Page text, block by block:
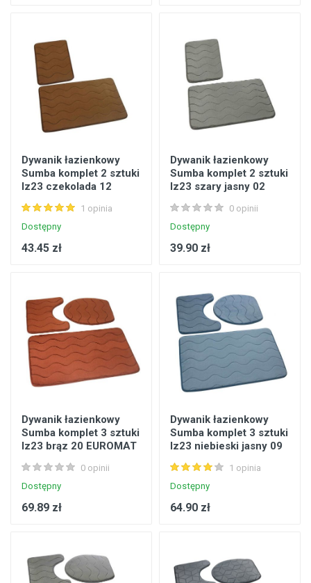
Dywanik łazienkowy
Sumba komplet 2 sztuki
lz23 czekolada 12
1 opinia
Dostępny
43.45 zł
Dywanik łazienkowy
Sumba komplet 2 sztuki
lz23 szary jasny 02
0 opinii
Dostępny
39.90 zł
Dywanik łazienkowy
Sumba komplet 3 sztuki
lz23 brąz 20 EUROMAT
0 opinii
Dostępny
69.89 zł
Dywanik łazienkowy
Sumba komplet 3 sztuki
lz23 niebieski jasny 09
1 opinia
Dostępny
64.90 zł